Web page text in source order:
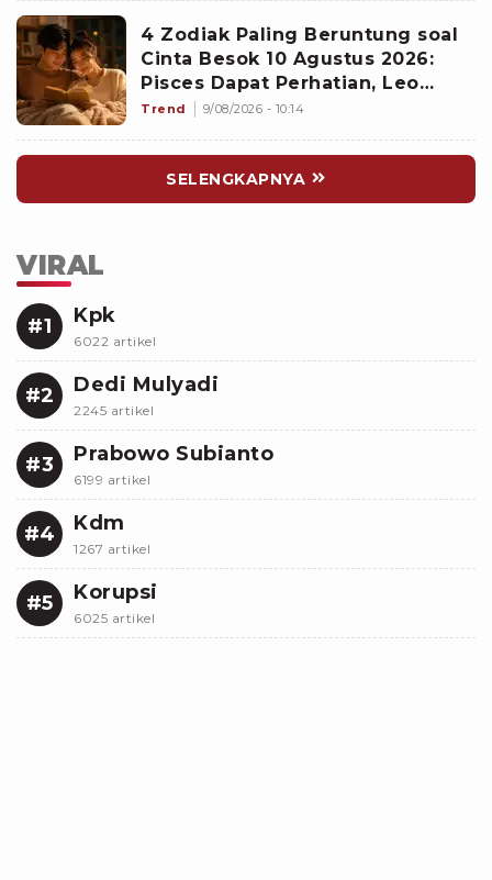
4 Zodiak Paling Beruntung soal
Cinta Besok 10 Agustus 2026:
Pisces Dapat Perhatian, Leo
Makin Dekat dengan Si Dia
Trend 9/08/2026 - 10:14
SELENGKAPNYA
VIRAL
#1 Kpk
6022 artikel
#2 Dedi Mulyadi
2245 artikel
#3 Prabowo Subianto
6199 artikel
#4 Kdm
1267 artikel
#5 Korupsi
6025 artikel